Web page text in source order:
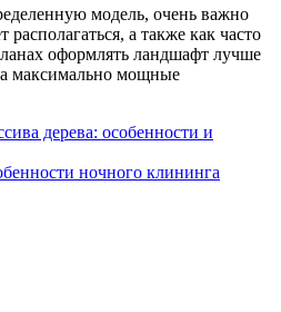
модель, очень важно
располагаться, а также как часто
оформлять ландшафт лучше
максимально мощные
дерева: особенности и
ночного клининга